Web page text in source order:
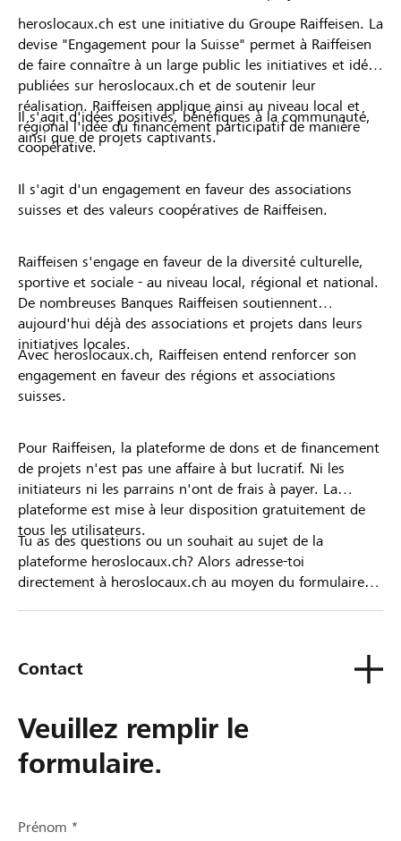
heroslocaux.ch est une initiative du Groupe Raiffeisen. La
devise "Engagement pour la Suisse" permet à Raiffeisen
de faire connaître à un large public les initiatives et idées
publiées sur heroslocaux.ch et de soutenir leur
réalisation. Raiffeisen applique ainsi au niveau local et
régional l'idée du financement participatif de manière
coopérative.
Il s'agit d'idées positives, bénéfiques à la communauté,
ainsi que de projets captivants.
Il s'agit d'un engagement en faveur des associations
suisses et des valeurs coopératives de Raiffeisen.
Raiffeisen s'engage en faveur de la diversité culturelle,
sportive et sociale - au niveau local, régional et national.
De nombreuses Banques Raiffeisen soutiennent
aujourd'hui déjà des associations et projets dans leurs
initiatives locales.
Avec heroslocaux.ch, Raiffeisen entend renforcer son
engagement en faveur des régions et associations
suisses.
Pour Raiffeisen, la plateforme de dons et de financement
de projets n'est pas une affaire à but lucratif. Ni les
initiateurs ni les parrains n'ont de frais à payer. La
plateforme est mise à leur disposition gratuitement de
tous les utilisateurs.
Tu as des questions ou un souhait au sujet de la
plateforme heroslocaux.ch? Alors adresse-toi
directement à heroslocaux.ch au moyen du formulaire
Contact
Veuillez remplir le
formulaire.
Prénom *